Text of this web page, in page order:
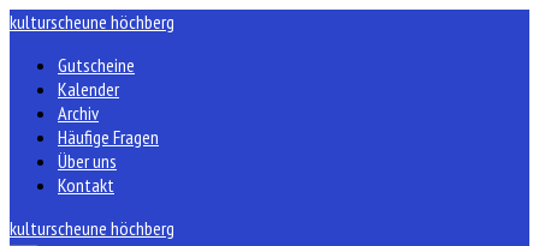
Zum
springen
kulturscheune höchberg
Gutscheine
Kalender
Archiv
Häufige Fragen
Über uns
Kontakt
kulturscheune höchberg